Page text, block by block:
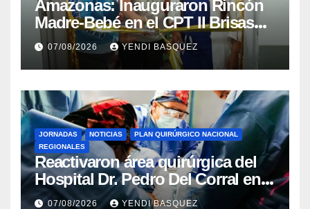
​Amazonas: Inauguraron Rincón
Madre-Bebé en el CPT II Brisas
del Aeropuerto ​Inauguraron
Rincón
07/08/2026 YENDI BASQUEZ
JORNADAS NOTICIAS
PLAN QUIRÚRGICO NACIONAL
REGIONALES
Reactivaron área quirúrgica del
Hospital Dr. Pedro Del Corral en
Guárico
07/08/2026 YENDI BASQUEZ